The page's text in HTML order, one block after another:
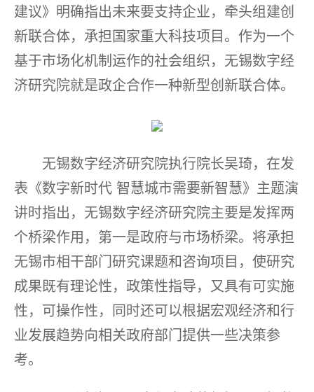
建议》明确指出未来要支持企业，牵头组建创
新联合体，承担国家重大科技项目。作为一个
基于市场化机制运作的社会组织，无锡数字经
济研究院就是政企合作一种新型创新联合体。
无锡数字经济研究院执行院长吴琦，在发
表《数字新时代 智慧城市需要新智慧》主题演
讲时指出，无锡数字经济研究院主要是发挥两
个桥梁作用，第一是政府与市场桥梁。将承担
无锡市相干部门研究课题和咨询项目，使研究
成果既有理论性，政策性指导，又具有可实施
性，可操作性，同时还可以根据宏观经济和行
业发展趋势向相关政府部门提供一些决策参
考。